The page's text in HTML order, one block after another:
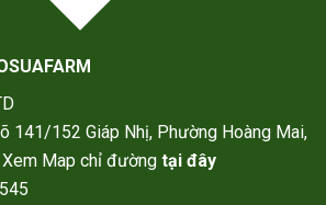
141/152 Giáp Nhị, Phường Hoàng Mai,
Map chỉ đường tại đây